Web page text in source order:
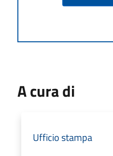
A cura di
Ufficio stampa